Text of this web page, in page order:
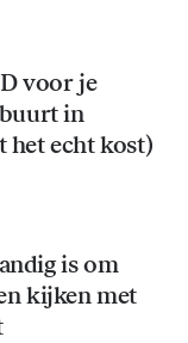
voor je
in
het echt kost)
is om
kijken met